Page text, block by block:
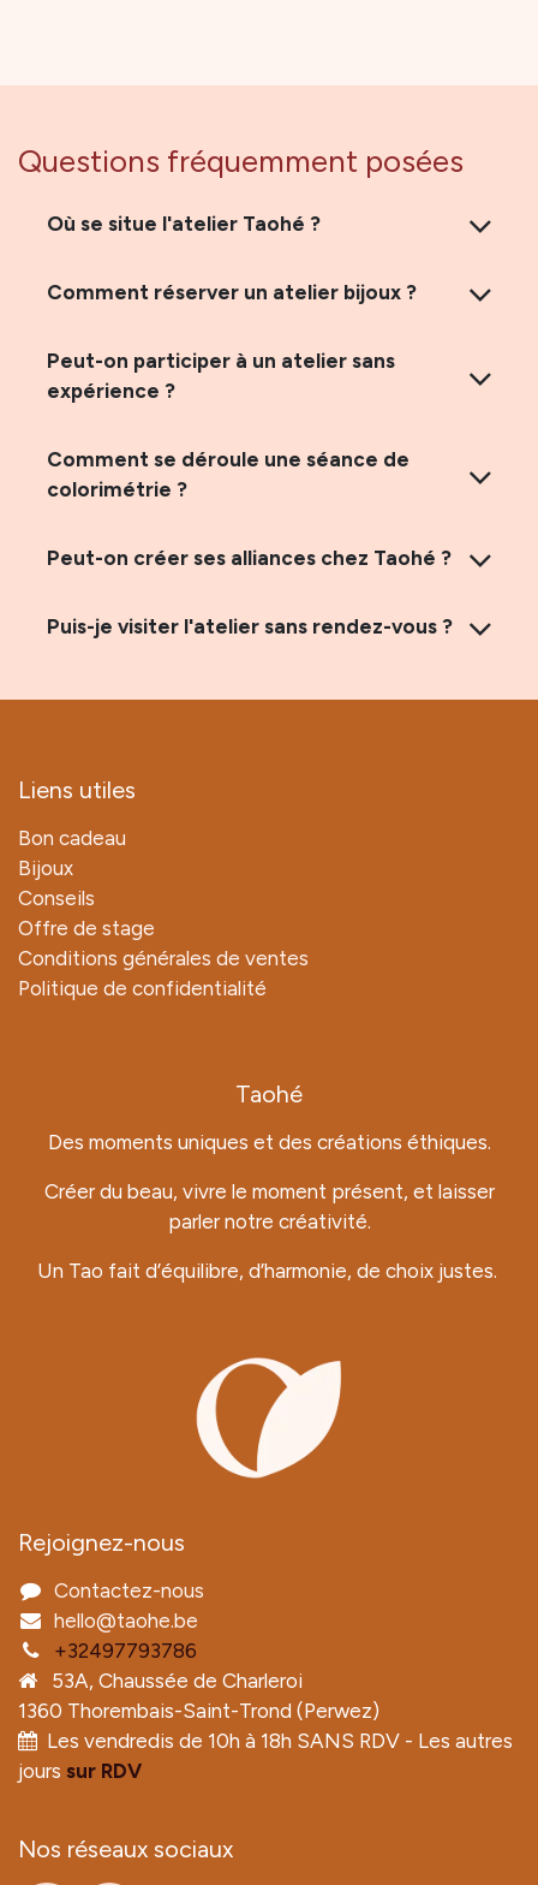
Questions fréquemment posées
Où se situe l'atelier Taohé ?
Comment réserver un atelier bijoux ?
Peut-on participer à un atelier sans
expérience ?
Comment se déroule une séance de
colorimétrie ?
Peut-on créer ses alliances chez Taohé ?
Puis-je visiter l'atelier sans rendez-vous ?
Liens utiles
Bon cadeau
Bijoux
Conseils
Offre de stage
Conditions générales de ventes
Politique de confidentialité
Taohé
Des moments uniques et des créations éthiques.
Créer du beau, vivre le moment présent, et laisser
parler notre créativité.
Un Tao fait d’équilibre, d’harmonie, de choix justes.
Rejoignez-nous
Contactez-nous
hello@taohe.be
+32497793786
53A, Chaussée de Charleroi
1360 Thorembais-Saint-Trond (Perwez)
Les vendredis de 10h à 18h SANS RDV - Les autres
jours sur RDV
Nos réseaux sociaux